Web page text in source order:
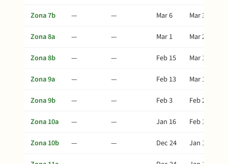
Zona 7b
— — Mar 6
Mar 31
Zona 8a
— — Mar 1
Mar 26
Zona 8b
— — Feb 15
Mar 12
Zona 9a
— — Feb 13
Mar 10
Zona 9b
— — Feb 3
Feb 28
Zona 10a
— — Jan 16
Feb 10
Zona 10b
— — Dec 24
Jan 18